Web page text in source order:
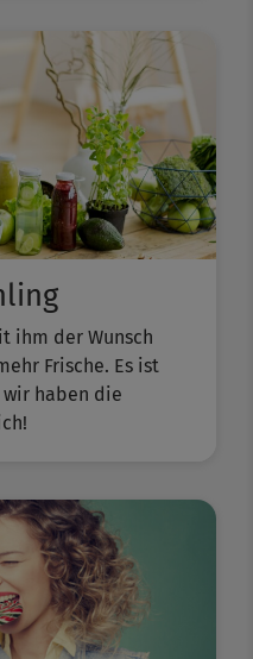
ihm der Wunsch
Frische. Es ist
wir haben die